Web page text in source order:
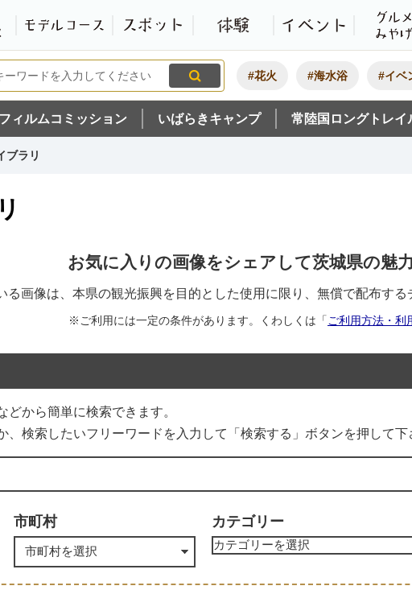
観光いばらき公式
特集・オススメ
モデルコーススポット
#花火 #海水浴 #イベ
ィルムコミッション いばらきキャンプ 常陸国ロングトレイ
ブラリ
お気に入りの画像をシェアして茨城県の魅
る画像は、本県の観光振興を目的とした使用に限り、無償で配布す
※ご利用には一定の条件があります。くわしくは「 ご利用方法・利
から簡単に検索できます。
、検索したいフリーワードを入力して「検索する」ボタンを押して下
市町村 カテゴリー